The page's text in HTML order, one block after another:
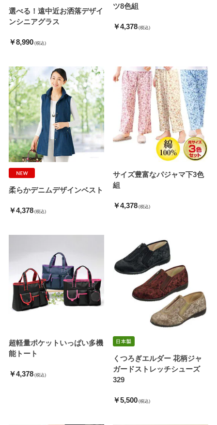
選べる！遠中近お洒落デザイ
ンシニアグラス
￥8,990 (税込)
ツ8色組
￥4,378 (税込)
柔らかデニムデザインベスト
￥4,378 (税込)
サイズ豊富なパジャマ下3色
組
￥4,378 (税込)
超軽量ポケットいっぱい多機
能トート
￥4,378 (税込)
くつろぎエルダー 花柄ジャ
ガードストレッチシューズ
329
￥5,500 (税込)